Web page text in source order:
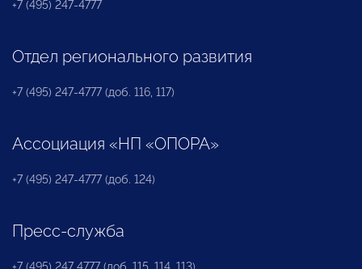
+7 (495) 247-4777
Отдел регионального развития
+7 (495) 247-4777 (доб. 116, 117)
Ассоциация «НП «ОПОРА»
+7 (495) 247-4777 (доб. 124)
Пресс-служба